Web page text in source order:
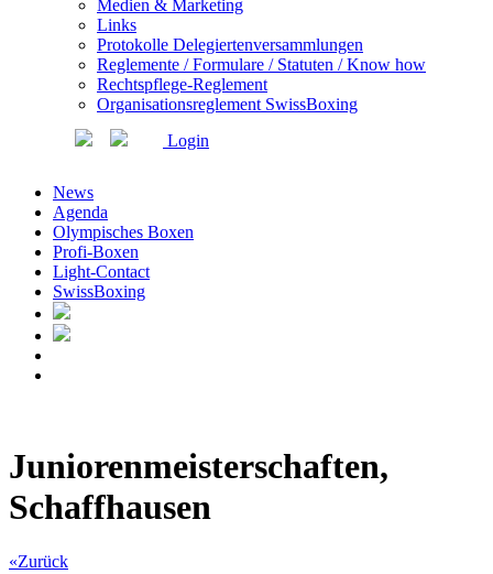
Medien & Marketing
Links
Protokolle Delegiertenversammlungen
Reglemente / Formulare / Statuten / Know how
Rechtspflege-Reglement
Organisationsreglement SwissBoxing
Login
News
Agenda
Olympisches Boxen
Profi-Boxen
Light-Contact
SwissBoxing
Juniorenmeisterschaften,
Schaffhausen
«Zurück